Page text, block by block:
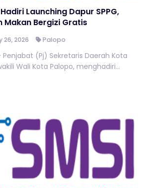
Launching Dapur SPPG,
Makan Bergizi Gratis
26, 2026 Palopo
Penjabat (Pj) Sekretaris Daerah Kota
Wali Kota Palopo, menghadiri...